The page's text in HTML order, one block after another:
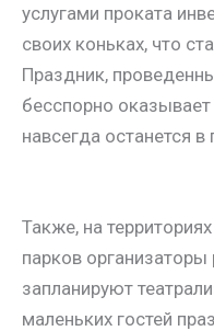
услугами проката
своих коньках, что
Праздник,
бесспорно оказывает
навсегда останется
Также, на
парков
запланируют
маленьких гостей